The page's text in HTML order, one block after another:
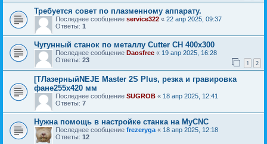
Требуется совет по плазменному аппарату.
Последнее сообщение service322 « 22 апр 2025, 09:37
Ответы: 1
Чугунный станок по металлу Cutter CH 400х300
Последнее сообщение Daosfree « 19 апр 2025, 16:28
Ответы: 23 1 2
[ТЛазерныйNEJE Master 2S Plus, резка и гравировка
фане255x420 мм
Последнее сообщение SUGROB « 18 апр 2025, 12:41
Ответы: 7
Нужна помощь в настройке станка на MyCNC
Последнее сообщение frezeryga« 18 апр 2025, 12:18
Ответы: 12